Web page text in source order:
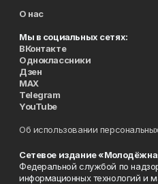
О нас
Мы в социальных сетях:
ВКонтакте
Одноклассники
Дзен
MAX
Telegram
YouTube
Об использовании
Сетевое издание
Федеральной службой по
информационных технологий и